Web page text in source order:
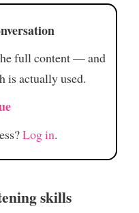
full content — and
is actually used.
Log in.
skills